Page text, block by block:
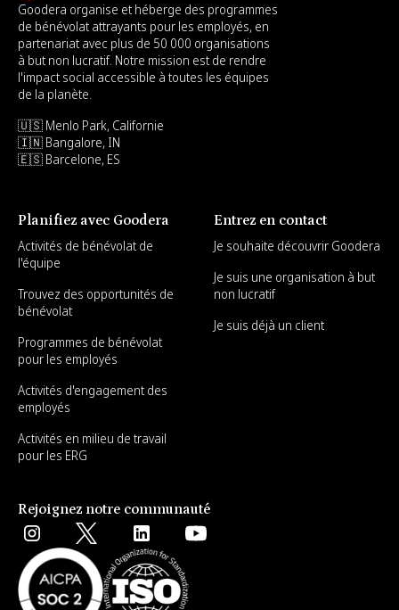
Goodera organise et héberge des programmes
de bénévolat attrayants pour les employés, en
partenariat avec plus de 50 000 organisations
à but non lucratif. Notre mission est de rendre
l'impact social accessible à toutes les équipes
de la planète.
🇺🇸 Menlo Park, Californie
🇮🇳 Bangalore, IN
🇪🇸 Barcelone, ES
Planifiez avec Goodera
Activités de bénévolat de
l'équipe
Trouvez des opportunités de
bénévolat
Programmes de bénévolat
pour les employés
Activités d'engagement des
employés
Activités en milieu de travail
pour les ERG
Entrez en contact
Je souhaite découvrir Goodera
Je suis une organisation à but
non lucratif
Je suis déjà un client
Rejoignez notre communauté